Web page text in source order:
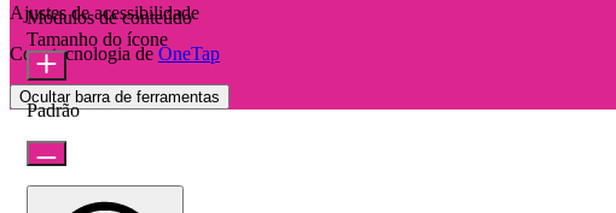
Ajustes de acessibilidade
Com tecnologia de OneTap
Ocultar barra de ferramentas
Módulos de conteúdo
Tamanho do ícone
Padrão